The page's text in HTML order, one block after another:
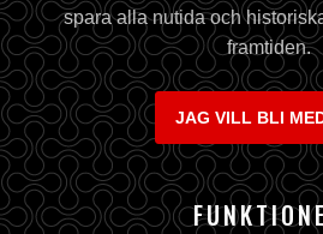
spara alla nutida och
framtiden.
JAG VILL BLI